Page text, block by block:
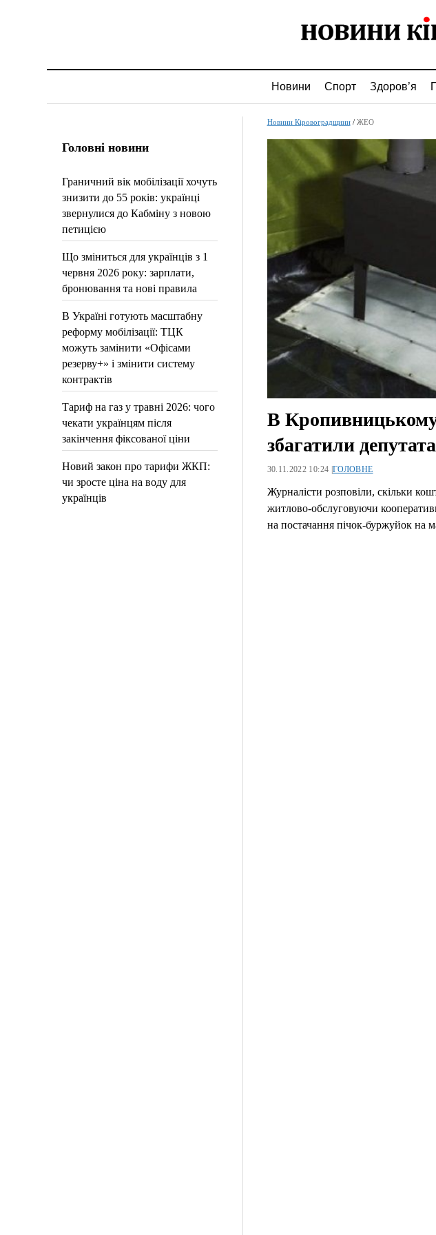
Новини Спорт Здоров’я
Головні новини
Граничний вік мобілізації хочуть
знизити до 55 років: українці
звернулися до Кабміну з новою
петицією
Що зміниться для українців з 1
червня 2026 року: зарплати,
бронювання та нові правила
В Україні готують масштабну
реформу мобілізації: ТЦК
можуть замінити «Офісами
резерву+» і змінити систему
контрактів
Тариф на газ у травні 2026: чого
чекати українцям після
закінчення фіксованої ціни
Новий закон про тарифи ЖКП:
чи зросте ціна на воду для
українців
Новини Кіровоградщини/ ЖЕО
В
збагатили депутата
30.11.2022 10:24 |ГОЛОВНЕ
Журналісти розповіли, скільки
житлово-обслуговуючи
на постачання пічок-буржуйок на